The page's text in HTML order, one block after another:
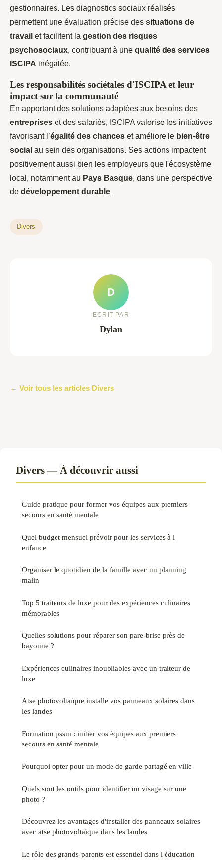
gestionnaires. Les diagnostics sociaux réalisés
permettent une évaluation précise des situations de
travail et facilitent la gestion des risques
psychosociaux, contribuant à une qualité des services
ISCIPA inégalée.
Les responsabilités sociétales d'ISCIPA et leur
impact sur la communauté
En apportant des solutions adaptées aux besoins des
entreprises et des salariés, ISCIPA valorise les initiatives
favorisant l’égalité des chances et améliore le bien-être
social au sein des organisations. Ses actions impactent
positivement aussi bien les employeurs que l'écosystème
local, notamment au Pays Basque, dans une perspective
de développement durable.
Divers
D
ECRIT PAR
Dylan
← Voir tous les articles Divers
Divers — À découvrir aussi
Guide pratique pour former vos équipes aux premiers
secours en santé mentale
Quel budget mensuel prévoir pour les services à l
enfance
Organiser le quotidien de la famille avec un planning
malin
Top 5 traiteurs de luxe pour des expériences culinaires
mémorables
Quelles solutions pour réparer son pare-brise près de
bayonne ?
Expériences culinaires inoubliables avec un traiteur de
luxe
Atse photovoltaïque installe vos panneaux solaires dans
les landes
Formation pssm : initier vos équipes aux premiers
secours en santé mentale
Pourquoi opter pour un mode de garde partagé en ville
Quels sont les outils pour identifier un visage sur une
photo ?
Découvrez les avantages d'installer des panneaux solaires
avec atse photovoltaïque dans les landes
Le rôle des grands-parents est essentiel dans l éducation